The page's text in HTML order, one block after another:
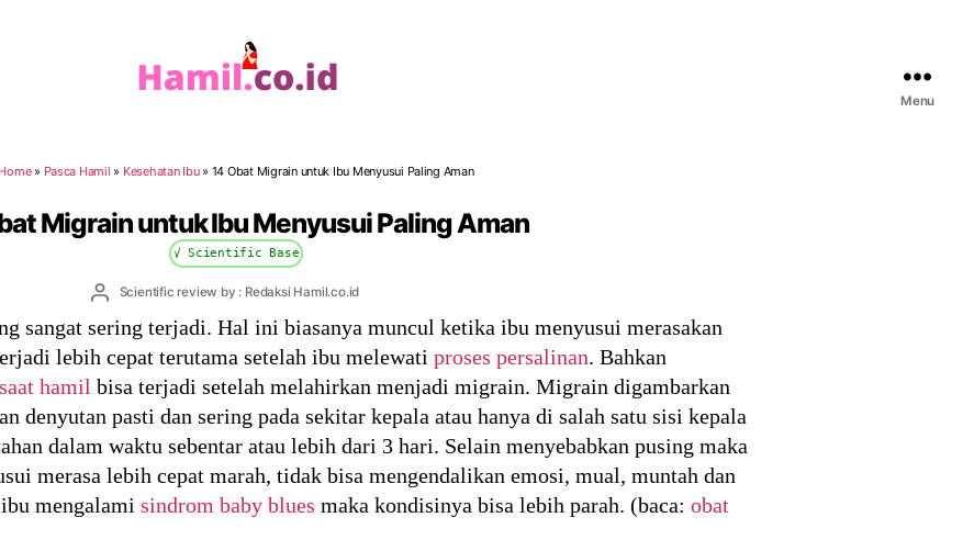
Menu
Home» Pasca Hamil » Kesehatan Ibu» 14 Obat Migrain untuk Ibu Menyusui Paling Aman
Migrain untuk Ibu Menyusui Paling Aman
√ Scientific Base
PostScientific review by : Redaksi Hamil.co.id
sangat sering terjadi. Hal ini biasanya muncul ketika ibu menyusui merasakan
lebih cepat terutama setelah ibu melewati proses persalinan. Bahkan
hamil bisa terjadi setelah melahirkan menjadi migrain. Migrain digambarkan
denyutan pasti dan sering pada sekitar kepala atau hanya di salah satu sisi kepala
dalam waktu sebentar atau lebih dari 3 hari. Selain menyebabkan pusing maka
merasa lebih cepat marah, tidak bisa mengendalikan emosi, mual, muntah dan
mengalami sindrom baby blues maka kondisinya bisa lebih parah. (baca: obat